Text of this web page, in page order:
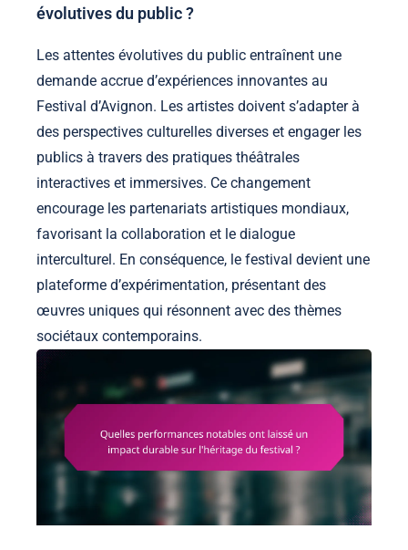
évolutives du public ?
Les attentes évolutives du public entraînent une
demande accrue d’expériences innovantes au
Festival d’Avignon. Les artistes doivent s’adapter à
des perspectives culturelles diverses et engager les
publics à travers des pratiques théâtrales
interactives et immersives. Ce changement
encourage les partenariats artistiques mondiaux,
favorisant la collaboration et le dialogue
interculturel. En conséquence, le festival devient une
plateforme d’expérimentation, présentant des
œuvres uniques qui résonnent avec des thèmes
sociétaux contemporains.